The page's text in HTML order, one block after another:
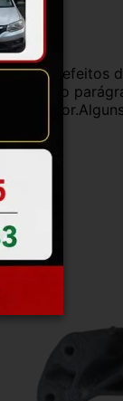
cobre defeitos
no